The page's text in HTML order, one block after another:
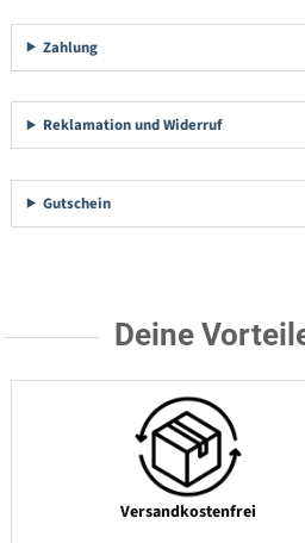
Zahlung
Reklamation und Widerruf
Gutschein
Deine
Versandkostenfrei